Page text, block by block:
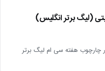
چارچوب هفته سی ام لیگ برتر